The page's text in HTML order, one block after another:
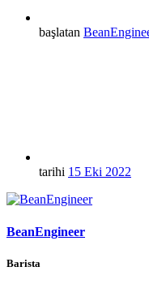
başlatan
tarihi 15 Eki 2022
BeanEngineer
Barista